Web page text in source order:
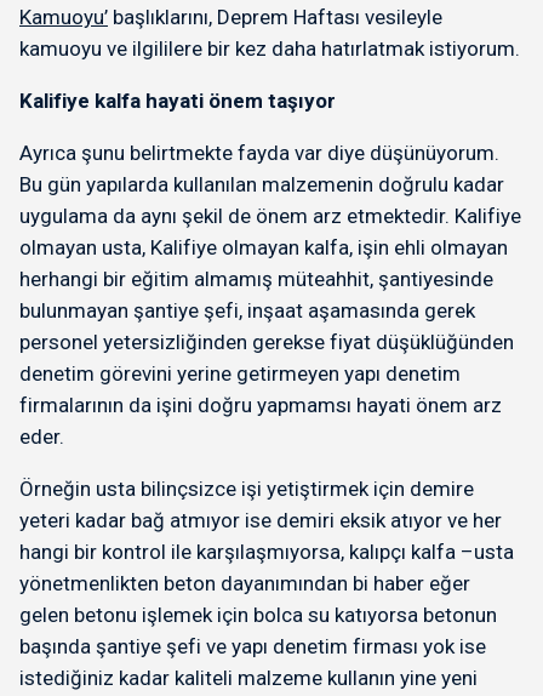
Kamuoyu’ başlıklarını, Deprem Haftası vesileyle
kamuoyu ve ilgililere bir kez daha hatırlatmak istiyorum.
Kalifiye kalfa hayati önem taşıyor
Ayrıca şunu belirtmekte fayda var diye düşünüyorum.
Bu gün yapılarda kullanılan malzemenin doğrulu kadar
uygulama da aynı şekil de önem arz etmektedir. Kalifiye
olmayan usta, Kalifiye olmayan kalfa, işin ehli olmayan
herhangi bir eğitim almamış müteahhit, şantiyesinde
bulunmayan şantiye şefi, inşaat aşamasında gerek
personel yetersizliğinden gerekse fiyat düşüklüğünden
denetim görevini yerine getirmeyen yapı denetim
firmalarının da işini doğru yapmamsı hayati önem arz
eder.
Örneğin usta bilinçsizce işi yetiştirmek için demire
yeteri kadar bağ atmıyor ise demiri eksik atıyor ve her
hangi bir kontrol ile karşılaşmıyorsa, kalıpçı kalfa –usta
yönetmenlikten beton dayanımından bi haber eğer
gelen betonu işlemek için bolca su katıyorsa betonun
başında şantiye şefi ve yapı denetim firması yok ise
istediğiniz kadar kaliteli malzeme kullanın yine yeni